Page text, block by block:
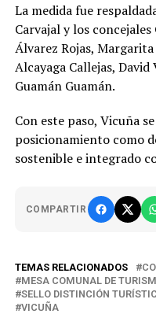
La medida fue
Carvajal y los
Álvarez Rojas,
Alcayaga Callejas,
Guamán Guamán.
Con este paso, Vicuña
posicionamiento como
sostenible e integrado
COMPARTIR
TEMAS RELACIONADOS
MESA COMUNAL DE
SELLO DISTINCIÓN
VICUÑA